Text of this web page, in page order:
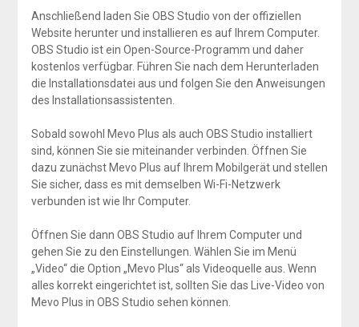
Anschließend laden Sie OBS Studio von der offiziellen
Website herunter und installieren es auf Ihrem Computer.
OBS Studio ist ein Open-Source-Programm und daher
kostenlos verfügbar. Führen Sie nach dem Herunterladen
die Installationsdatei aus und folgen Sie den Anweisungen
des Installationsassistenten.
Sobald sowohl Mevo Plus als auch OBS Studio installiert
sind, können Sie sie miteinander verbinden. Öffnen Sie
dazu zunächst Mevo Plus auf Ihrem Mobilgerät und stellen
Sie sicher, dass es mit demselben Wi-Fi-Netzwerk
verbunden ist wie Ihr Computer.
Öffnen Sie dann OBS Studio auf Ihrem Computer und
gehen Sie zu den Einstellungen. Wählen Sie im Menü
„Video“ die Option „Mevo Plus“ als Videoquelle aus. Wenn
alles korrekt eingerichtet ist, sollten Sie das Live-Video von
Mevo Plus in OBS Studio sehen können.